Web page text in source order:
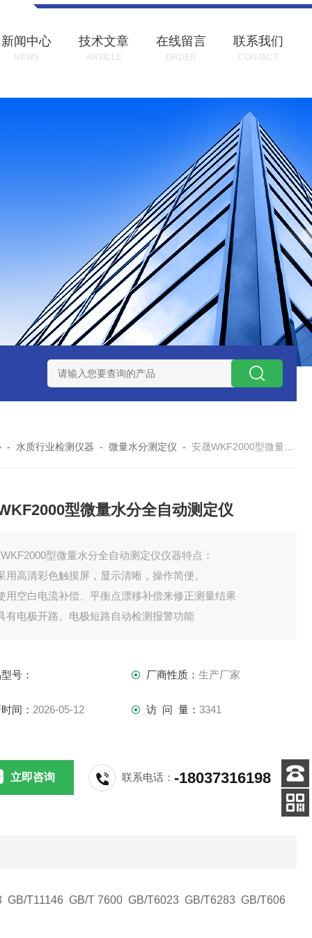
新闻中心
NEWS
技术文章
ARTICLE
在线留言
ORDER
联系我们
CONTACT
温实验用热失重马弗炉 实验室小型高温马弗炉 陶瓷纤维
- 水质行业检测仪器 -微量水分测定仪 -安晟WKF2000型微量水分全自动测定仪
型微量水分全自动测定仪
型微量水分全自动测定仪仪器特点：
用高清彩色触摸屏，显示清晰，操作简便。
用空白电流补偿、平衡点漂移补偿来修正测量结果
有电极开路、电极短路自动检测报警功能
l、ppm、%）
器
号： 厂商性质： 生产厂家
间： 2026-05-12 访 问 量： 3341
立即咨询 联系电话：-18037316198
GB/T11146 GB/T 7600 GB/T6023 GB/T6283 GB/T606
客服
电话